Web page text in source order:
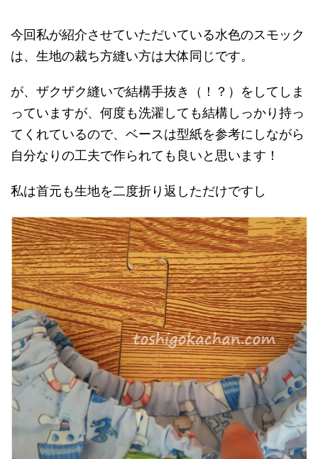
今回私が紹介させていただいている水色のスモック
は、生地の裁ち方縫い方は大体同じです。
が、ザクザク縫いで結構手抜き（！？）をしてしま
っていますが、何度も洗濯しても結構しっかり持っ
てくれているので、ベースは型紙を参考にしながら
自分なりの工夫で作られても良いと思います！
私は首元も生地を二度折り返しただけですし